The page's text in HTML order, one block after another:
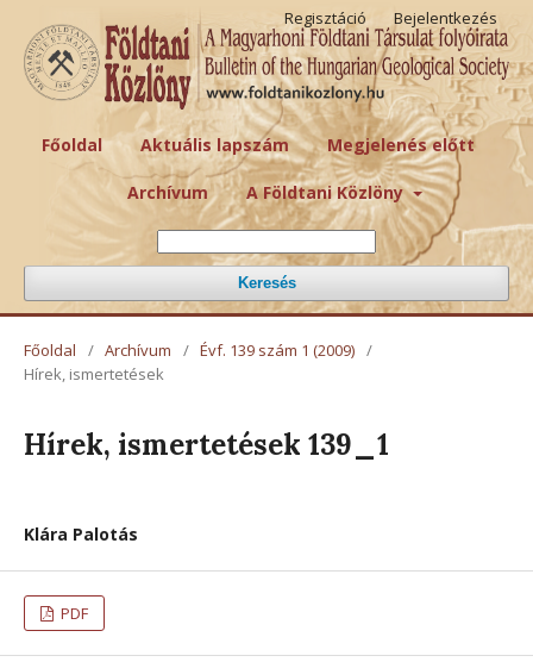
Főoldal Aktuális lapszám Megjelenés előtt
Archívum A Földtani Közlöny
Keresés
Regisztáció Bejelentkezés
Főoldal / Archívum / Évf. 139 szám 1 (2009) /
Hírek, ismertetések
Hírek, ismertetések 139_1
Klára Palotás
PDF